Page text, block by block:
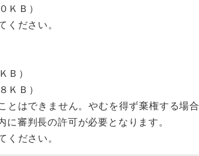
ＳＹＳでのエントリーを開始する予定で
開しました。各校で必要部数印刷し、大会
ＫＢ）
ください。
Ｂ）
ＫＢ）
はできません。やむを得ず棄権する場合
審判長の許可が必要となります。
ください。